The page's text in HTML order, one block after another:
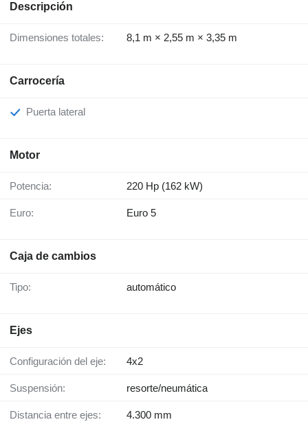
Descripción
Dimensiones totales: 8,1 m × 2,55 m × 3,35 m
Carrocería
Puerta lateral
Motor
Potencia: 220 Hp (162 kW)
Euro: Euro 5
Caja de cambios
Tipo: automático
Ejes
Configuración del eje: 4x2
Suspensión: resorte/neumática
Distancia entre ejes: 4.300 mm